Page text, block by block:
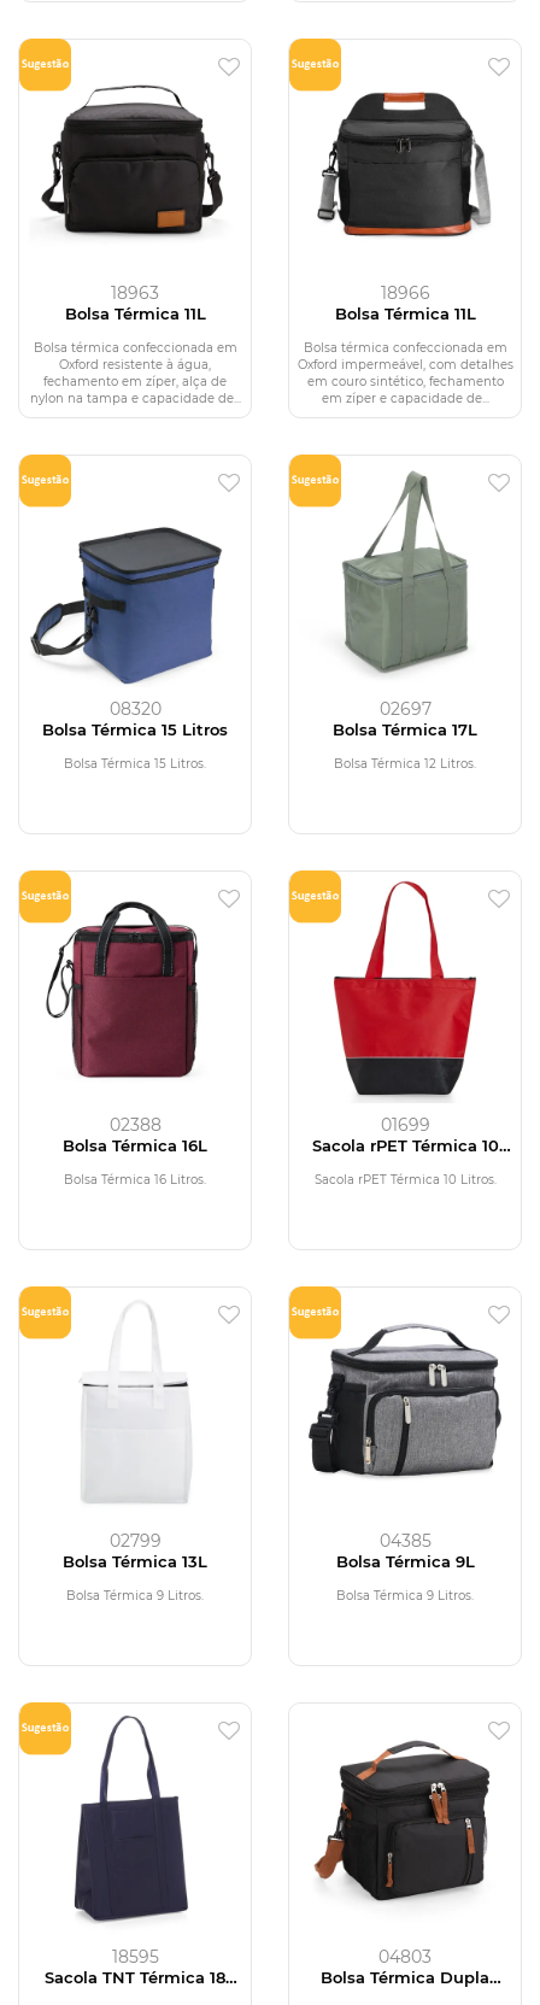
18963
Bolsa Térmica 11L
Bolsa térmica confeccionada em
Oxford resistente à água,
fechamento em zíper, alça de
nylon na tampa e capacidade de...
18966
Bolsa Térmica 11L
Bolsa térmica confeccionada em
Oxford impermeável, com detalhes
em couro sintético, fechamento
em zíper e capacidade de...
08320
Bolsa Térmica 15 Litros
Bolsa Térmica 15 Litros.
02697
Bolsa Térmica 17L
Bolsa Térmica 12 Litros.
02388
Bolsa Térmica 16L
Bolsa Térmica 16 Litros.
01699
Sacola rPET Térmica 10
Sacola rPET Térmica 10 Litros.
02799
Bolsa Térmica 13L
Bolsa Térmica 9 Litros.
04385
Bolsa Térmica 9L
Bolsa Térmica 9 Litros.
18595
Sacola TNT Térmica 18
04803
Bolsa Térmica Dupla